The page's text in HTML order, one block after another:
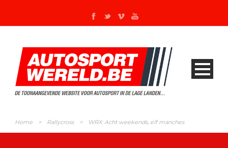
Home > Rallycross > WRX: Acht weekends, elf manches